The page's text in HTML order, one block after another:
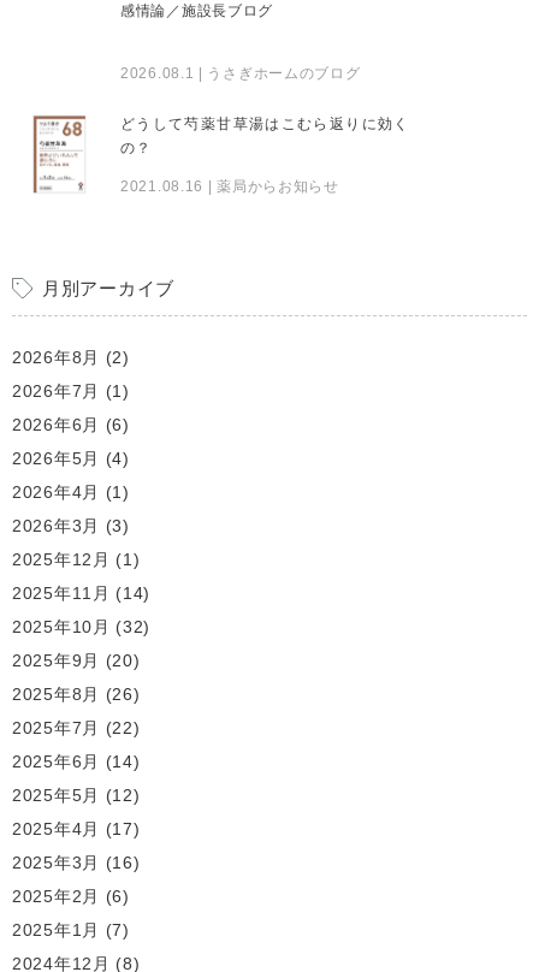
感情論／施設長ブログ
2026.08.1 | うさぎホームのブログ
どうして芍薬甘草湯はこむら返りに効く
の？
2021.08.16 | 薬局からお知らせ
月別アーカイブ
2026年8月
(2)
2026年7月
(1)
2026年6月
(6)
2026年5月
(4)
2026年4月
(1)
2026年3月
(3)
2025年12月 (1)
2025年11月 (14)
2025年10月 (32)
2025年9月
(20)
2025年8月
(26)
2025年7月
(22)
2025年6月
(14)
2025年5月
(12)
2025年4月
(17)
2025年3月
(16)
2025年2月
(6)
2025年1月
(7)
2024年12月 (8)